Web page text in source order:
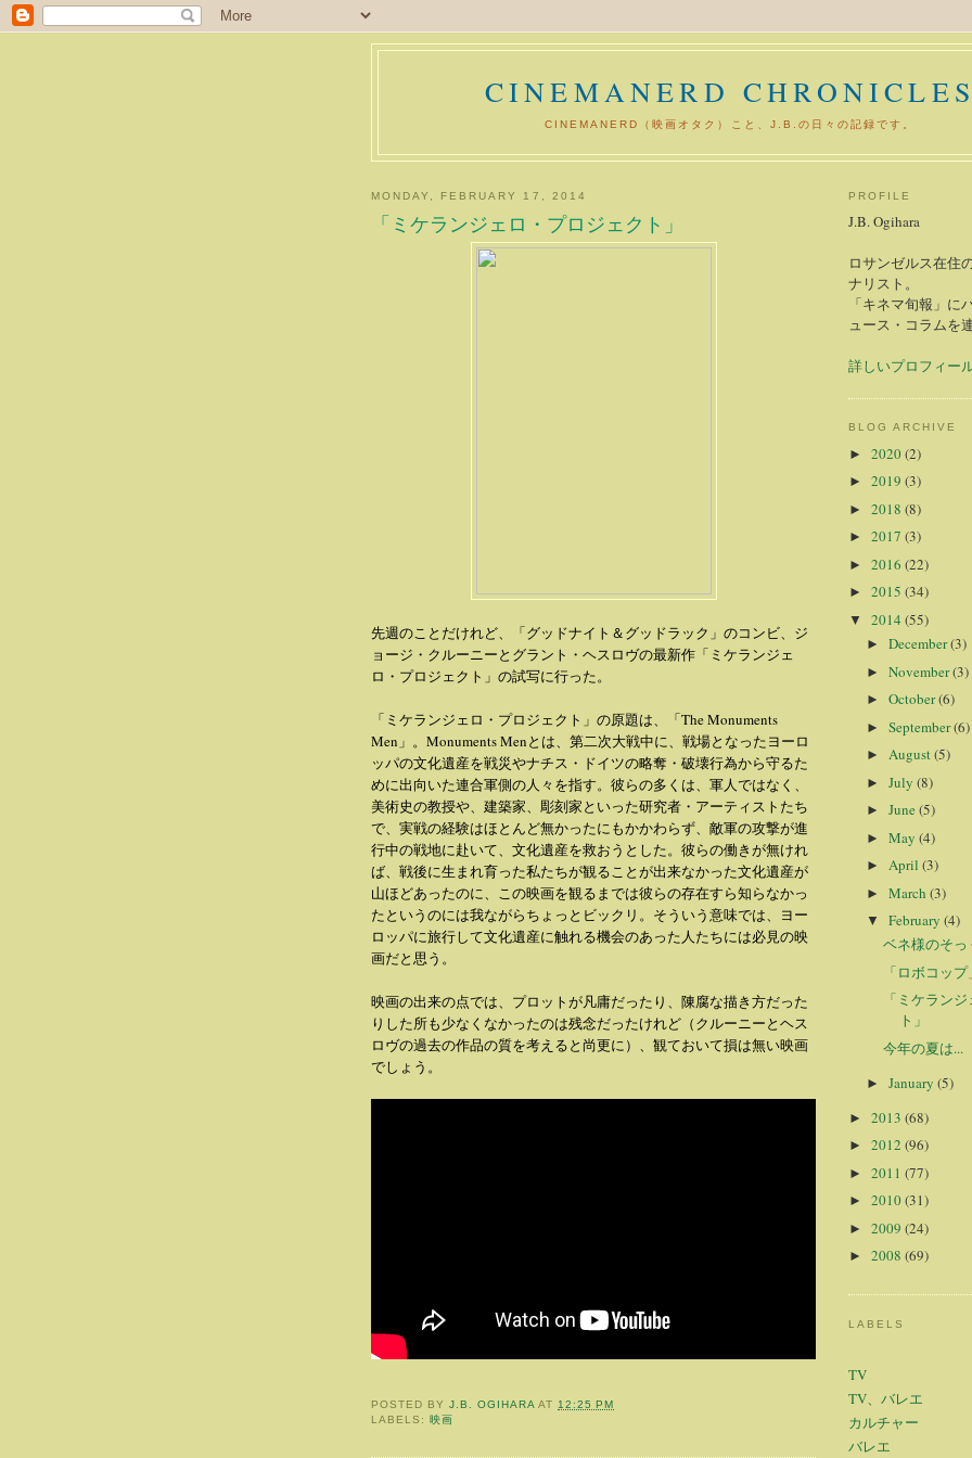
CINEMANERD CHRONICLES
CINEMANERD（映画オタク）こと、J.B.の日々の記録です。
MONDAY, FEBRUARY 17, 2014
「ミケランジェロ・プロジェクト」
先週のことだけれど、「グッドナイト＆グッドラック」のコンビ、ジ
ョージ・クルーニーとグラント・ヘスロヴの最新作「ミケランジェ
ロ・プロジェクト」の試写に行った。
「ミケランジェロ・プロジェクト」の原題は、「The Monuments
Men」。Monuments Menとは、第二次大戦中に、戦場となったヨーロ
ッパの文化遺産を戦災やナチス・ドイツの略奪・破壊行為から守るた
めに出向いた連合軍側の人々を指す。彼らの多くは、軍人ではなく、
美術史の教授や、建築家、彫刻家といった研究者・アーティストたち
で、実戦の経験はほとんど無かったにもかかわらず、敵軍の攻撃が進
行中の戦地に赴いて、文化遺産を救おうとした。彼らの働きが無けれ
ば、戦後に生まれ育った私たちが観ることが出来なかった文化遺産が
山ほどあったのに、この映画を観るまでは彼らの存在すら知らなかっ
たというのには我ながらちょっとビックリ。そういう意味では、ヨー
ロッパに旅行して文化遺産に触れる機会のあった人たちには必見の映
画だと思う。
映画の出来の点では、プロットが凡庸だったり、陳腐な描き方だった
りした所も少なくなかったのは残念だったけれど（クルーニーとヘス
ロヴの過去の作品の質を考えると尚更に）、観ておいて損は無い映画
でしょう。
POSTED BYJ.B. OGIHARA AT 12:25 PM
LABELS:映画
PROFILE
J.B. Ogihara
ロサンゼルス在住
ナリスト。
「キネマ旬報」に
ュース・コラムを
詳しいプロフィー
BLOG ARCHIVE
► 2020(2)
► 2019 (3)
► 2018 (8)
► 2017 (3)
► 2016 (22)
► 2015 (34)
▼ 2014 (55)
► December(3)
► November(3)
► October(6)
► September(6)
► August(5)
► July (8)
► June(5)
► May (4)
► April (3)
► March (3)
▼ February (4)
ベネ様のそ
「ロボコップ
「ミケラン
ト」
今年の夏は...
► January (5)
► 2013 (68)
► 2012 (96)
► 2011 (77)
► 2010(31)
► 2009 (24)
► 2008 (69)
LABELS
TV
TV、バレエ
カルチャー
バレエ